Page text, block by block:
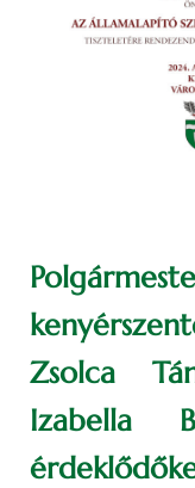
Zsolca
Izabella